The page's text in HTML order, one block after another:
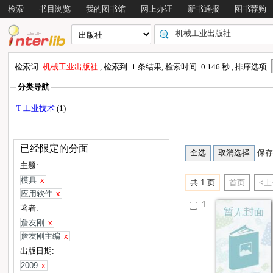
检索 书目浏览 我的图书馆 网上办证 新书通报 图书荐购
检索词:机械工业出版社, 检索到: 1 条结果, 检索时间: 0.146 秒 , 排序选项:
分类导航
T 工业技术(1)
已经限定的分面
主题:
模具 x
应用软件 x
著者:
詹友刚
x
詹友刚主编 x
出版日期:
2009 x
保
共 1 页 首页 <
1.